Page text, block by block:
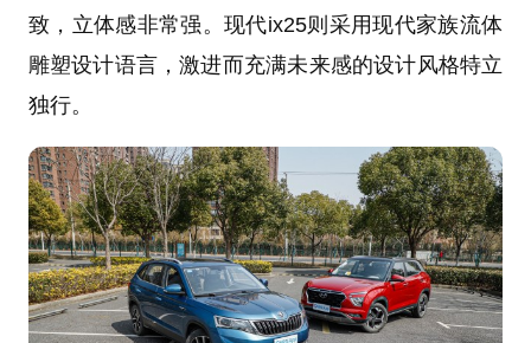
致，立体感非常强。现代ix25则采用现代家族流体
雕塑设计语言，激进而充满未来感的设计风格特立
独行。